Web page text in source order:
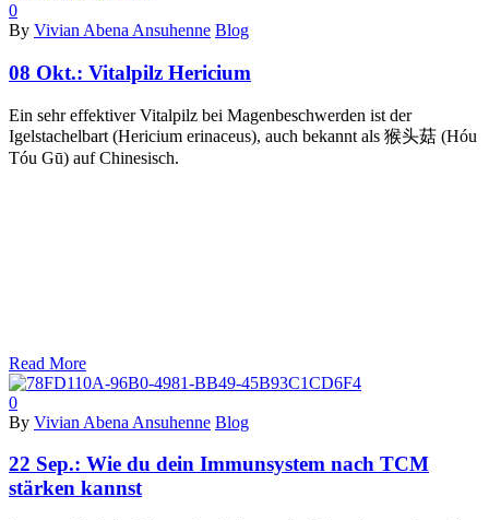
0
By Vivian Abena Ansuhenne Blog
08 Okt.: Vitalpilz Hericium
Ein sehr effektiver Vitalpilz bei Magenbeschwerden ist der
Igelstachelbart (Hericium erinaceus), auch bekannt als 猴头菇 (Hóu
Tóu Gū) auf Chinesisch.
Read More
0
By Vivian Abena Ansuhenne Blog
22 Sep.: Wie du dein Immunsystem nach TCM
stärken kannst